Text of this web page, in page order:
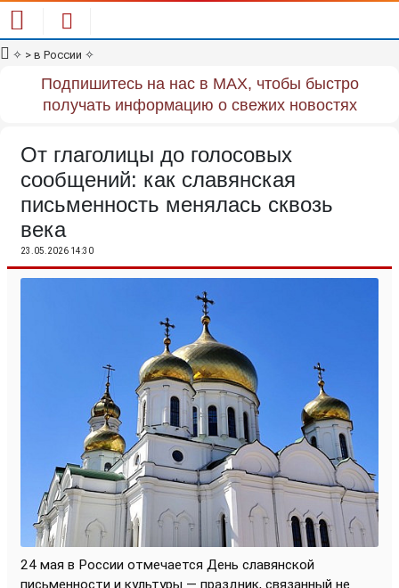
✧ > в России ✧
Подпишитесь на нас в MAX, чтобы быстро
получать информацию о свежих новостях
От глаголицы до голосовых
сообщений: как славянская
письменность менялась сквозь
века
23.05.2026 14:30
24 мая в России отмечается День славянской
письменности и культуры — праздник, связанный не